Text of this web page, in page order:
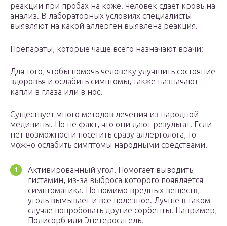
реакции при пробах на коже. Человек сдает кровь на
анализ. В лабораторных условиях специалисты
выявляют на какой аллерген выявлена реакция.
Препараты, которые чаще всего назначают врачи:
Для того, чтобы помочь человеку улучшить состояние
здоровья и ослабить симптомы, также назначают
капли в глаза или в нос.
Существует много методов лечения из народной
медицины. Но не факт, что они дают результат. Если
нет возможности посетить сразу аллерголога, то
можно ослабить симптомы народными средствами.
Активированный угол. Помогает выводить
гистамин, из-за выброса которого появляется
симптоматика. Но помимо вредных веществ,
уголь вымывает и все полезное. Лучше в таком
случае попробовать другие сорбенты. Например,
Полисорб или Энетерослгель.